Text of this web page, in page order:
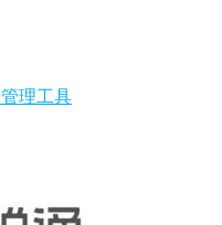
理工具